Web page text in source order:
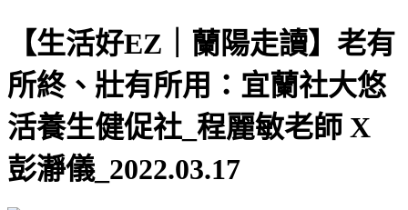
【生活好EZ｜蘭陽走讀】老有
所終、壯有所用：宜蘭社大悠
活養生健促社_程麗敏老師 X
彭瀞儀_2022.03.17